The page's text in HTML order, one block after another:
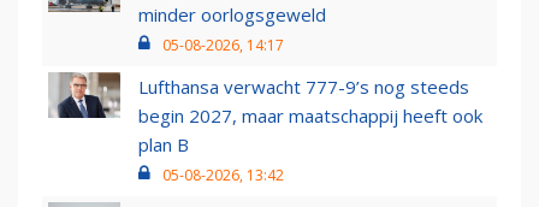
minder oorlogsgeweld
05-08-2026, 14:17
Lufthansa verwacht 777-9’s nog steeds
begin 2027, maar maatschappij heeft ook
plan B
05-08-2026, 13:42